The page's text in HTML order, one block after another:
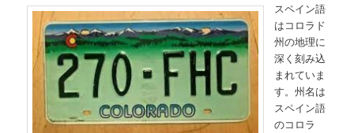
スペイン語
はコロラド
州の地理に
深く刻み込
まれていま
す。州名は
スペイン語
のコロラ